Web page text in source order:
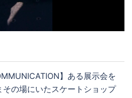
を
】ある展示会を
その場にいたスケートショップ